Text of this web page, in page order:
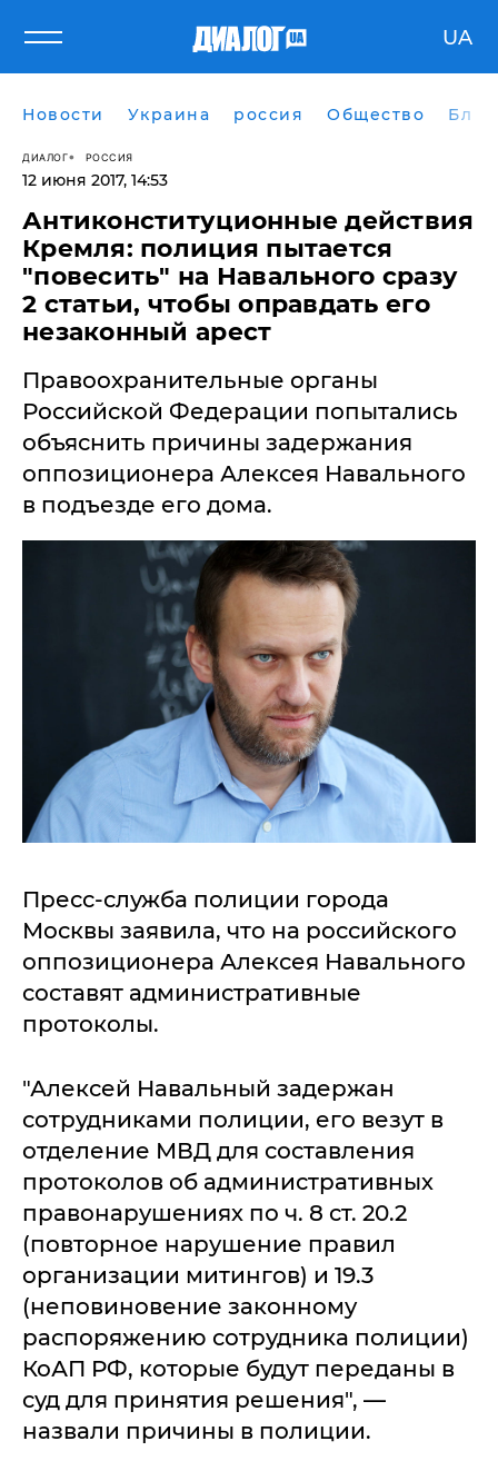
UA
Новости Украина россия Общество
ДИАЛОГ РОССИЯ
12 июня 2017, 14:53
Антиконституционные действия
Кремля: полиция пытается
"повесить" на Навального сразу
2 статьи, чтобы оправдать его
незаконный арест
Правоохранительные органы
Российской Федерации попытались
объяснить причины задержания
оппозиционера Алексея Навального
в подъезде его дома.
Пресс-служба полиции города
Москвы заявила, что на российского
оппозиционера Алексея Навального
составят административные
протоколы.
"Алексей Навальный задержан
сотрудниками полиции, его везут в
отделение МВД для составления
протоколов об административных
правонарушениях по ч. 8 ст. 20.2
(повторное нарушение правил
организации митингов) и 19.3
(неповиновение законному
распоряжению сотрудника полиции)
КоАП РФ, которые будут переданы в
суд для принятия решения", —
назвали причины в полиции.